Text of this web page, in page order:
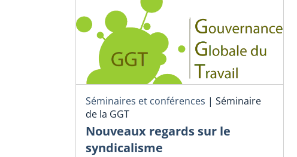
Séminaires et conférences | Séminaire
de la GGT
Nouveaux regards sur le
syndicalisme